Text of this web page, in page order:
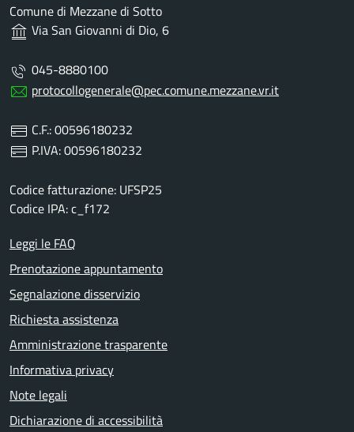
Comune di Mezzane di Sotto
Via San Giovanni di Dio, 6
045-8880100
protocollogenerale@pec.comune.mezzane.vr.it
C.F.: 00596180232
P.IVA: 00596180232
Codice fatturazione: UFSP25
Codice IPA: c_f172
Leggi le FAQ
Prenotazione appuntamento
Segnalazione disservizio
Richiesta assistenza
Amministrazione trasparente
Informativa privacy
Note legali
Dichiarazione di accessibilità